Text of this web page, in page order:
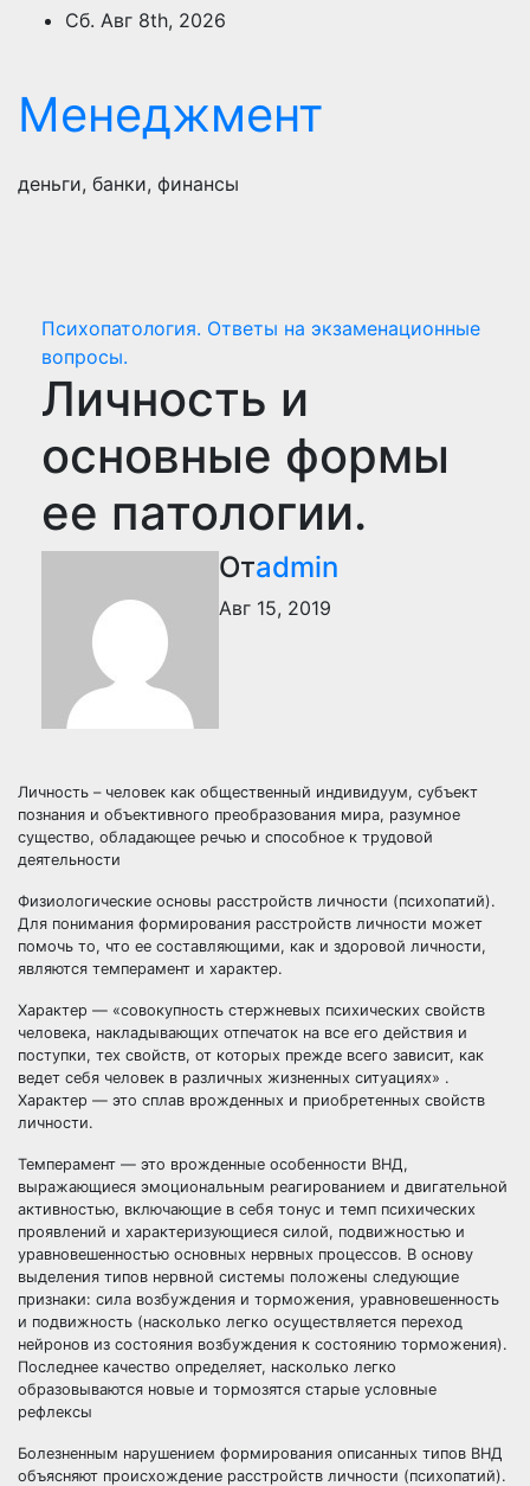
ПерейтиСб. Авг 8th, 2026
Менеджмент
деньги, банки, финансы
Психопатология. Ответы на экзаменационные
вопросы.
Личность и
основные формы
ее патологии.
Отadmin
Авг 15, 2019
Личность – человек как общественный индивидуум, субъект
познания и объективного преобразования мира, разумное
существо, обладающее речью и способное к трудовой
деятельности
Физиологические основы расстройств личности (психопатий).
Для понимания формирования расстройств личности может
помочь то, что ее составляющими, как и здоровой личности,
являются темперамент и характер.
Характер — «совокупность стержневых психических свойств
человека, накладывающих отпечаток на все его действия и
поступки, тех свойств, от которых прежде всего зависит, как
ведет себя человек в различных жизненных ситуациях» .
Характер — это сплав врожденных и приобретенных свойств
личности.
Темперамент — это врожденные особенности ВНД,
выражающиеся эмоциональным реагированием и двигательной
активностью, включающие в себя тонус и темп психических
проявлений и характеризующиеся силой, подвижностью и
уравновешенностью основных нервных процессов. В основу
выделения типов нервной системы положены следующие
признаки: сила возбуждения и торможения, уравновешенность
и подвижность (насколько легко осуществляется переход
нейронов из состояния возбуждения к состоянию торможения).
Последнее качество определяет, насколько легко
образовываются новые и тормозятся старые условные
рефлексы
Болезненным нарушением формирования описанных типов ВНД
объясняют происхождение расстройств личности (психопатий).